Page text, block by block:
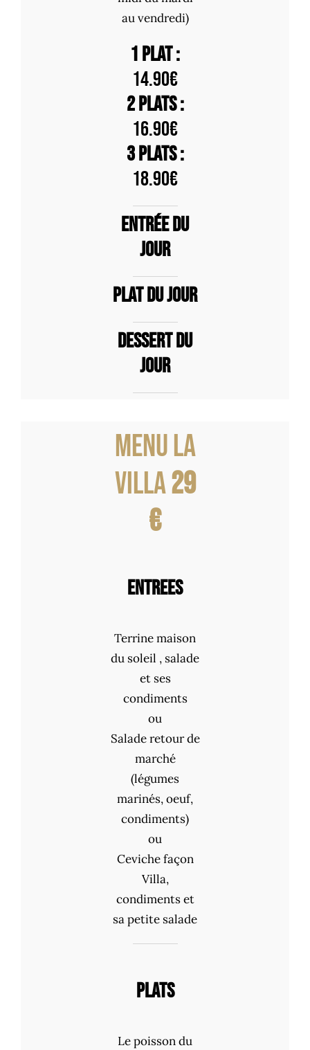
au vendredi)
1 plat :
14.90€
2 plats :
16.90€
3 plats :
18.90€
Entrée du
jour
Plat du jour
Dessert du
jour
Menu La
Villa29
€
ENTREES
Terrine maison
du soleil , salade
et ses
condiments
ou
Salade retour de
marché
(légumes
marinés, oeuf,
condiments)
ou
Ceviche façon
Villa,
condiments et
sa petite salade
PLATS
Le poisson du